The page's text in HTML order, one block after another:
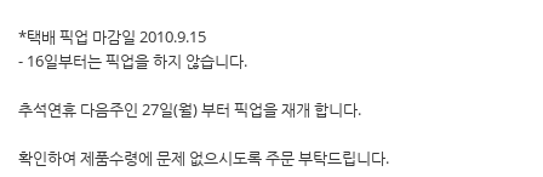
*택배 픽업 마감일 2010.9.15
- 16일부터는 픽업을 하지 않습니다.
추석연휴 다음주인 27일(월) 부터 픽업을 재개 합니다.
확인하여 제품수령에 문제 없으시도록 주문 부탁드립니다.